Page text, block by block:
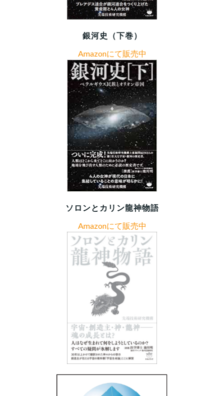
銀河史（下巻）
Amazonにて販売中
ソロンとカリン龍神物語
Amazonにて販売中